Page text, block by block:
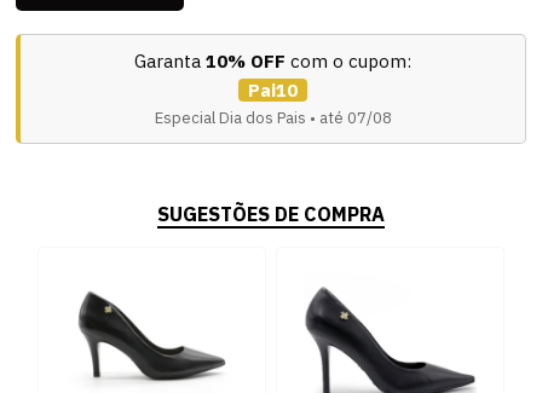
Garanta 10% OFF com o cupom:
Pai10
Especial Dia dos Pais • até 07/08
SUGESTÕES DE COMPRA